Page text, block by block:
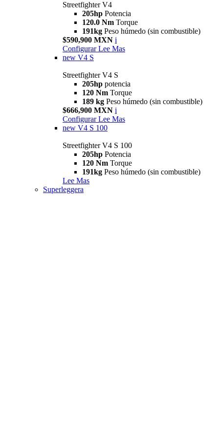
Streetfighter V4
205hp Potencia
120.0 Nm Torque
191kg Peso húmedo (sin combustible)
$590,900 MXN i
Configurar Lee Mas
new V4 S
Streetfighter V4 S
205hp potencia
120 Nm Torque
189 kg Peso húmedo (sin combustible)
$666,900 MXN i
Configurar Lee Mas
new V4 S 100
Streetfighter V4 S 100
205hp Potencia
120 Nm Torque
191kg Peso húmedo (sin combustible)
Lee Mas
Superleggera